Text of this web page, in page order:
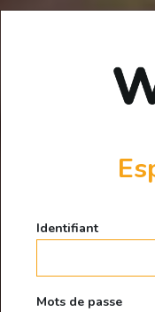
Identifiant
Mots de passe